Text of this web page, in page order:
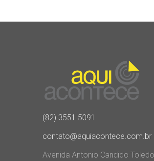
(82) 3551.5091
contato@aquiacontece.com.br
Avenida Antonio Candido